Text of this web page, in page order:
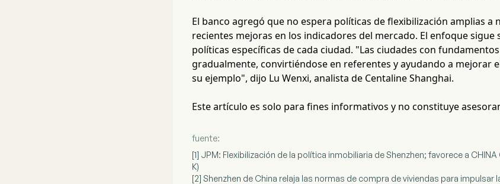
El banco agregó que no espera políticas de flexibilización amplias a
recientes mejoras en los indicadores del mercado. El enfoque
políticas específicas de cada ciudad. "Las ciudades con
gradualmente, convirtiéndose en referentes y ayudando a mejorar
su ejemplo", dijo Lu Wenxi, analista de Centaline Shanghai.
Este artículo es solo para fines informativos y no constituye
fuente:
[1] JPM: Flexibilización de la política inmobiliaria de Shenzhen; favorece a CHINA
K)
[2] Shenzhen de China relaja las normas de compra de viviendas para impulsar